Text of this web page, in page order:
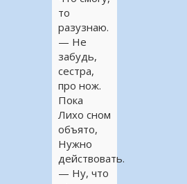
то
разузнаю.
— Не
забудь,
сестра,
про нож.
Пока
Лихо сном
объято,
Нужно
действовать.
— Ну, что